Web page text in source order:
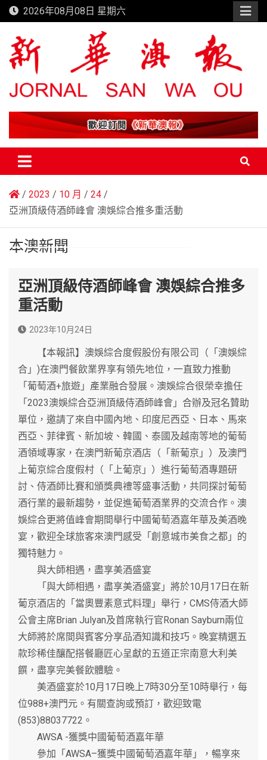
Skip
to
content
2026年08月08日 星期六
新華澳報
2023 10 月
24
亞洲頂級侍酒師峰會 澳娛綜合推多重活動
本澳新聞
亞洲頂級侍酒師峰會 澳娛綜合推多
重活動
2023年10月24日
【本報訊】澳娛綜合度假股份有限公司（「澳娛綜
合」)在澳門餐飲業界享有領先地位，一直致力推動
「葡萄酒+旅遊」產業融合發展。澳娛綜合很榮幸擔任
「2023澳娛綜合亞洲頂級侍酒師峰會」合辦及冠名贊助
單位，邀請了來自中國內地、印度尼西亞、日本、馬來
西亞、菲律賓、新加坡、韓國、泰國及越南等地的葡萄
酒領域專家，在澳門新葡京酒店（「新葡京」）及澳門
上葡京綜合度假村（「上葡京」）進行葡萄酒專題研
討、侍酒師比賽和頒獎典禮等盛事活動，共同探討葡萄
酒行業的最新趨勢，並促進葡萄酒業界的交流合作。澳
娛綜合更將值峰會期間舉行中國葡萄酒嘉年華及美酒晚
宴，歡迎全球旅客來澳門感受「創意城市美食之都」的
獨特魅力。
與大師相遇，盡享美酒盛宴
「與大師相遇，盡享美酒盛宴」將於10月17日在新
葡京酒店的「當奧豐素意式料理」舉行，CMS侍酒大師
公會主席Brian Julyan及首席執行官Ronan Sayburn兩位
大師將於席間與賓客分享品酒知識和技巧。晚宴精選五
款珍稀佳釀配搭餐廳匠心呈獻的五道正宗南意大利美
饌，盡享完美餐飲體驗。
美酒盛宴於10月17日晚上7時30分至10時舉行，每
位988+澳門元。有關查詢或預訂，歡迎致電
(853)88037722。
AWSA -獲獎中國葡萄酒嘉年華
參加「AWSA–獲獎中國葡萄酒嘉年華」，暢享來